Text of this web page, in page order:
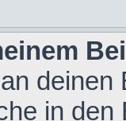
in den